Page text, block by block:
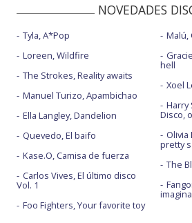
NOVEDADES
Tyla, A*Pop
Loreen, Wildfire
The Strokes, Reality awaits
Manuel Turizo, Apambichao
Ella Langley, Dandelion
Quevedo, El baifo
Kase.O, Camisa de fuerza
Carlos Vives, El último disco
Vol. 1
Foo Fighters, Your favorite toy
Malú,
hell
Xoel
Harry
Disco,
Olivia
pretty
The